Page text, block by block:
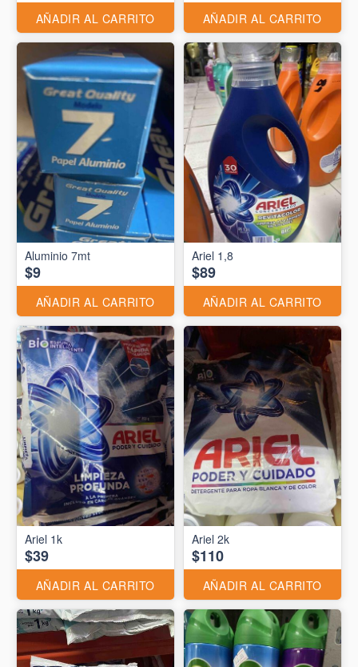
AÑADIR AL CARRITO AÑADIR AL CARRITO
Aluminio 7mt
$9
AÑADIR AL CARRITO
Ariel 1,8
$89
AÑADIR AL CARRITO
Ariel 1k
$39
AÑADIR AL CARRITO
Ariel 2k
$110
AÑADIR AL CARRITO